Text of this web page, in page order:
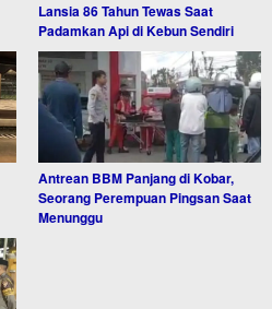
Lansia 86 Tahun Tewas Saat
Padamkan Api di Kebun Sendiri
Antrean BBM Panjang di Kobar,
Seorang Perempuan Pingsan Saat
Menunggu